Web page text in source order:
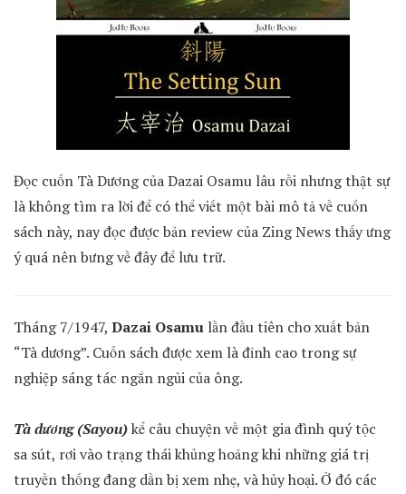
Đọc cuốn Tà Dương của Dazai Osamu lâu rồi nhưng thật sự
là không tìm ra lời để có thể viết một bài mô tả về cuốn
sách này, nay đọc được bản review của Zing News thấy ưng
ý quá nên bưng về đây để lưu trữ.
Tháng 7/1947, Dazai Osamu lần đầu tiên cho xuất bản
“Tà dương”. Cuốn sách được xem là đỉnh cao trong sự
nghiệp sáng tác ngắn ngủi của ông.
Tà dương (Sayou)kể câu chuyện về một gia đình quý tộc
sa sút, rơi vào trạng thái khủng hoảng khi những giá trị
truyền thống đang dần bị xem nhẹ, và hủy hoại. Ở đó các